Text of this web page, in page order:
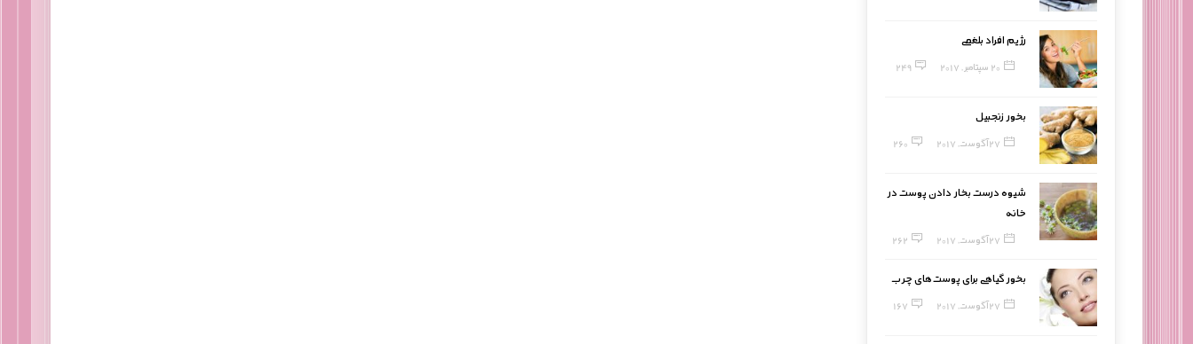
رژیم افراد بلغمی
20 سپتامبر, 2017 249
بخور زنجبیل
27 آگوست, 2017 260
شیوه درست بخار دادن پوست در
خانه
27 آگوست, 2017 262
بخور گیاهی برای پوست‌های چرب
27 آگوست, 2017 167